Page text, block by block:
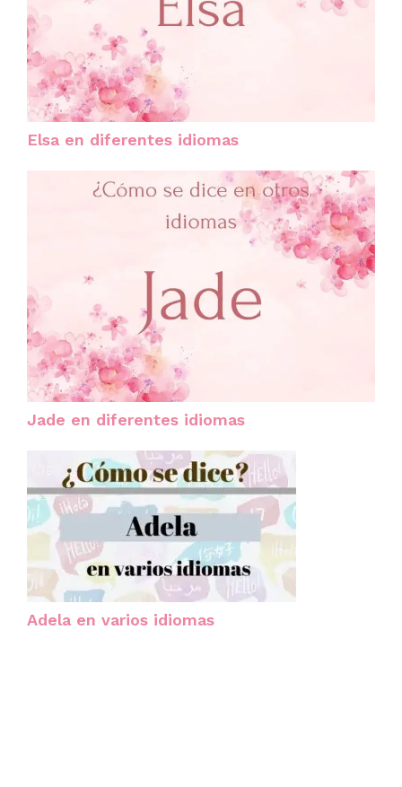
Elsa en diferentes idiomas
Jade en diferentes idiomas
Adela en varios idiomas